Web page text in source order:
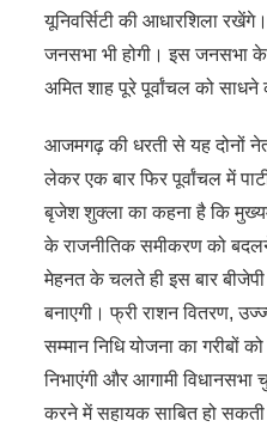
यूनिवर्सिटी की आधारशिला
जनसभा भी होगी। इस जनसभा के
अमित शाह पूरे पूर्वांचल को
आजमगढ़ की धरती से यह दोनों
लेकर एक बार फिर पूर्वांचल में
बृजेश शुक्ला का कहना है कि
के राजनीतिक समीकरण को
मेहनत के चलते ही इस बार
बनाएगी। फ्री राशन वितरण,
सम्मान निधि योजना का गरीबों
निभाएंगी और आगामी विधानसभा
करने में सहायक साबित हो